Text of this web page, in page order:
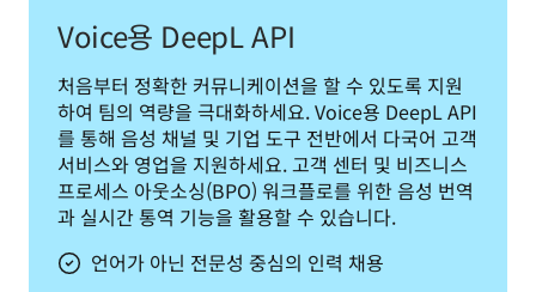
Voice용 DeepL API
처음부터 정확한 커뮤니케이션을 할 수 있도록 지원
하여 팀의 역량을 극대화하세요. Voice용 DeepL API
를 통해 음성 채널 및 기업 도구 전반에서 다국어 고객
서비스와 영업을 지원하세요. 고객 센터 및 비즈니스
프로세스 아웃소싱(BPO) 워크플로를 위한 음성 번역
과 실시간 통역 기능을 활용할 수 있습니다.
언어가 아닌 전문성 중심의 인력 채용